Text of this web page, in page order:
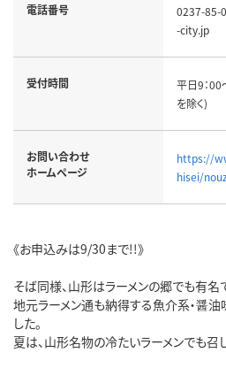
電話番号
0237-85-
-city.jp
受付時間
平日9：00
を除く)
お問い合わせ
ホームページ
https://
hisei/
《お申込みは9/30まで!!》
そば同様、山形はラーメンの郷でも有名
地元ラーメン通も納得する魚介系・醤
した。
夏は、山形名物の冷たいラーメンでも召